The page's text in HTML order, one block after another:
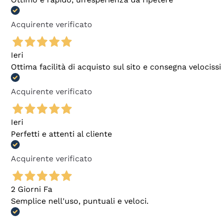
Acquirente verificato
Ieri
Ottima facilità di acquisto sul sito e consegna
Acquirente verificato
Ieri
Perfetti e attenti al cliente
Acquirente verificato
2 Giorni Fa
Semplice nell'uso, puntuali e veloci.